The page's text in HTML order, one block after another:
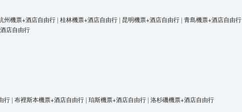
州機票+酒店自由行 | 桂林機票+酒店自由行 | 昆明機票+酒店自由行 | 青島機票+酒店自由行
店自由行
行 | 布裡斯本機票+酒店自由行 | 珀斯機票+酒店自由行 | 洛杉磯機票+酒店自由行